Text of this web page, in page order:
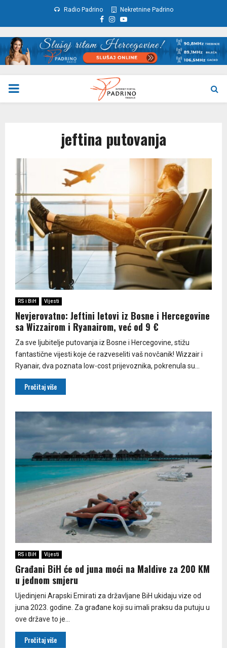
Radio Padrino Nekretnine Padrino
Facebook
Instagram
Youtube
PRIMARY
jeftina putovanja
RS i BiH Vijesti
Nevjerovatno: Jeftini letovi iz Bosne i Hercegovine
sa Wizzairom i Ryanairom, već od 9 €
Za sve ljubitelje putovanja iz Bosne i Hercegovine, stižu
fantastične vijesti koje će razveseliti vaš novčanik! Wizzair i
Ryanair, dva poznata low-cost prijevoznika, pokrenula su...
Pročitaj više
RS i BiH Vijesti
Građani BiH će od juna moći na Maldive za 200 KM
u jednom smjeru
Ujedinjeni Arapski Emirati za državljane BiH ukidaju vize od
juna 2023. godine. Za građane koji su imali praksu da putuju u
ove države to je...
Pročitaj više